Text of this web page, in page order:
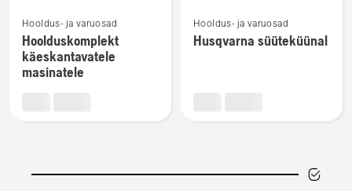
rohkem
üksikasju
toote
Hooldus- ja varuosad
Hoolduskomplekt
käeskantavatele
masinatele
rohkem
üksikasju
Hooldus- ja varuosad
Husqvarna süüteküünal